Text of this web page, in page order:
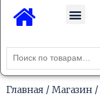
Menu
Искать:
Главная / Магазин /